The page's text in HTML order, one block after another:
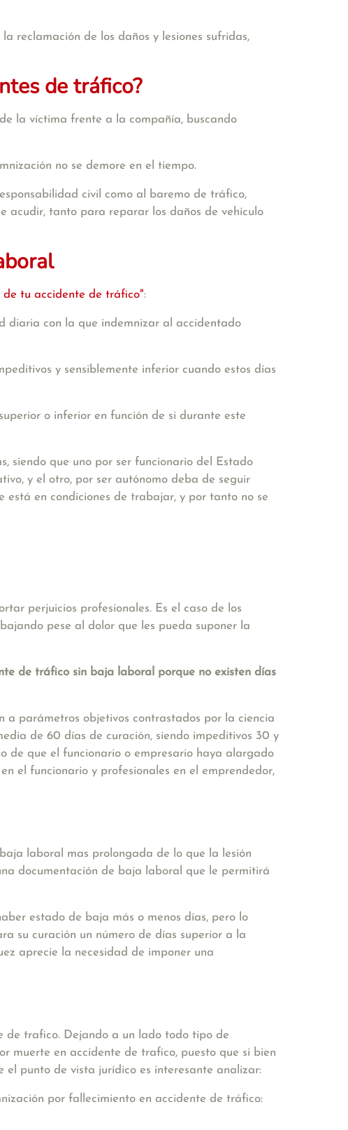
reclamación de los daños y lesiones sufridas,
de tráfico?
la víctima frente a la compañía, buscando
no se demore en el tiempo.
civil como al baremo de tráfico,
acudir, tanto para reparar los daños de vehículo
de tu accidente de tráfico":
diaria con la que indemnizar al accidentado
y sensiblemente inferior cuando estos días
o inferior en función de si durante este
siendo que uno por ser funcionario del Estado
y el otro, por ser autónomo deba de seguir
en condiciones de trabajar, y por tanto no se
perjuicios profesionales. Es el caso de los
pese al dolor que les pueda suponer la
de tráfico sin baja laboral porque no existen días
a parámetros objetivos contrastados por la ciencia
de 60 días de curación, siendo impeditivos 30 y
de que el funcionario o empresario haya alargado
el funcionario y profesionales en el emprendedor,
laboral mas prolongada de lo que la lesión
documentación de baja laboral que le permitirá
estado de baja más o menos días, pero lo
su curación un número de días superior a la
aprecie la necesidad de imponer una
de trafico. Dejando a un lado todo tipo de
muerte en accidente de trafico, puesto que si bien
el punto de vista jurídico es interesante analizar:
por fallecimiento en accidente de tráfico: